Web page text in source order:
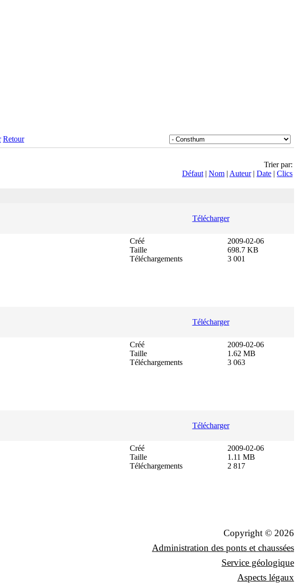
Retour
Trier par:
Défaut | Nom | Auteur| Date | Clics
Télécharger
Créé
Taille
Téléchargements
2009-02-06
698.7 KB
3 001
Télécharger
Créé
Taille
Téléchargements
2009-02-06
1.62 MB
3 063
Télécharger
Créé
Taille
Téléchargements
2009-02-06
1.11 MB
2 817
Copyright © 2026
Administration des ponts et chaussées
Service géologique
Aspects légaux